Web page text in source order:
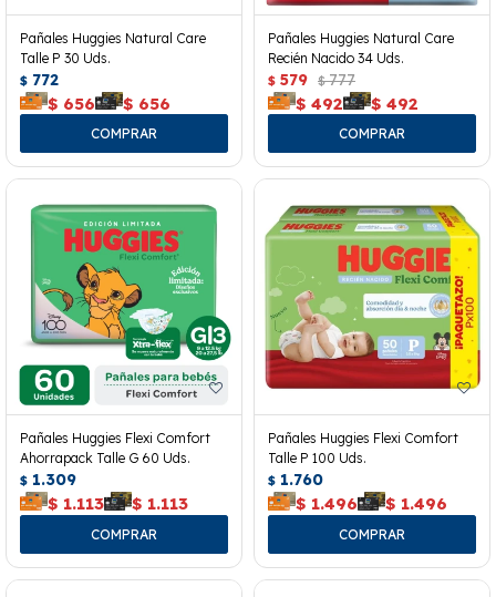
Pañales Huggies Natural Care
Talle P 30 Uds.
$ 772
$ 656 $ 656
Pañales Huggies Natural Care
Recién Nacido 34 Uds.
$ 579 $ 777
$ 492 $ 492
Pañales Huggies Flexi Comfort
Ahorrapack Talle G 60 Uds.
$ 1.309
$ 1.113 $ 1.113
Pañales Huggies Flexi Comfort
Talle P 100 Uds.
$ 1.760
$ 1.496 $ 1.496